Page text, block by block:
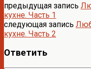
предыдущая запись
кухне. Часть 1
следующая запись
кухне. Часть 2
Ответить